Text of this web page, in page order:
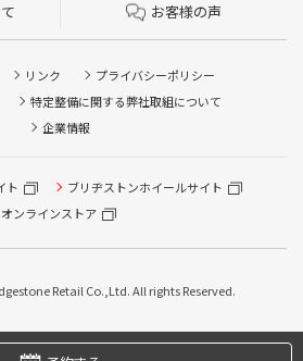
お客様の声
リンク
プライバシーポリシー
特定整備に関する弊社取組について
企業情報
ト
ブリヂストンホイールサイト
オンラインストア
Retail Co.,Ltd. All rights Reserved.